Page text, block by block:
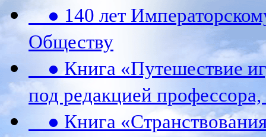
● 140 лет
Обществу
● Книга «Путешествие
под редакцией
● Книга